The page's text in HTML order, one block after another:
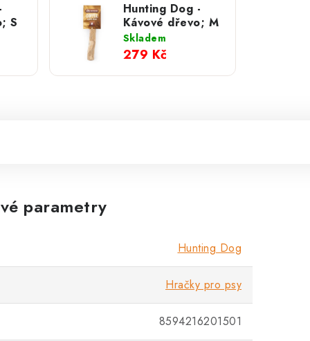
S
Hunting Dog -
Kávové dřevo; M
Skladem
279 Kč
parametry
Hunting Dog
Hračky pro psy
8594216201501